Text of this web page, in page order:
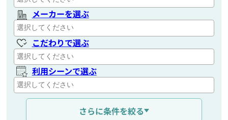
メーカーを選ぶ
こだわりで選ぶ
利用シーンで選ぶ
通信距離を選ぶ
さらに条件を絞る